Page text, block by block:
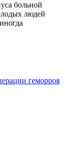
больной
людей
геморроя